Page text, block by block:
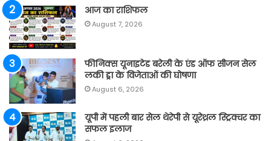
आज का राशिफल
August 7, 2026
फीनिक्स यूनाइटेड बरेली के एंड ऑफ सीजन सेल
लकी ड्रा के विजेताओं की घोषणा
August 6, 2026
यूपी में पहली बार सेल थेरेपी से यूरेथ्रल स्ट्रिक्चर का
सफल इलाज